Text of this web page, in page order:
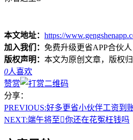
本文地址： https://
加入我们： 免费升级更省APP合伙
版权声明： 本文为原创文章，版权
0人喜欢
赞赏
分享：
PREVIOUS:好多更省小伙伴工资到
NEXT:端午将至你还在花冤枉钱吗